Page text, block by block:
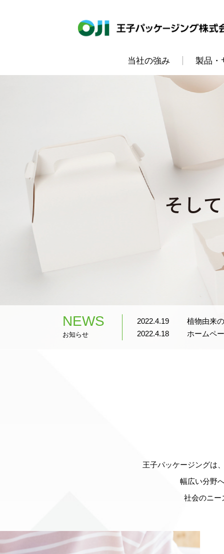
当社の強み
製品・
環境
紙器
美粧
美粧
機能
NEWS
お知らせ
2022.4.19
植物由来
2022.4.18
ホームペ
王子パッケージングは
幅広い分野
社会のニー